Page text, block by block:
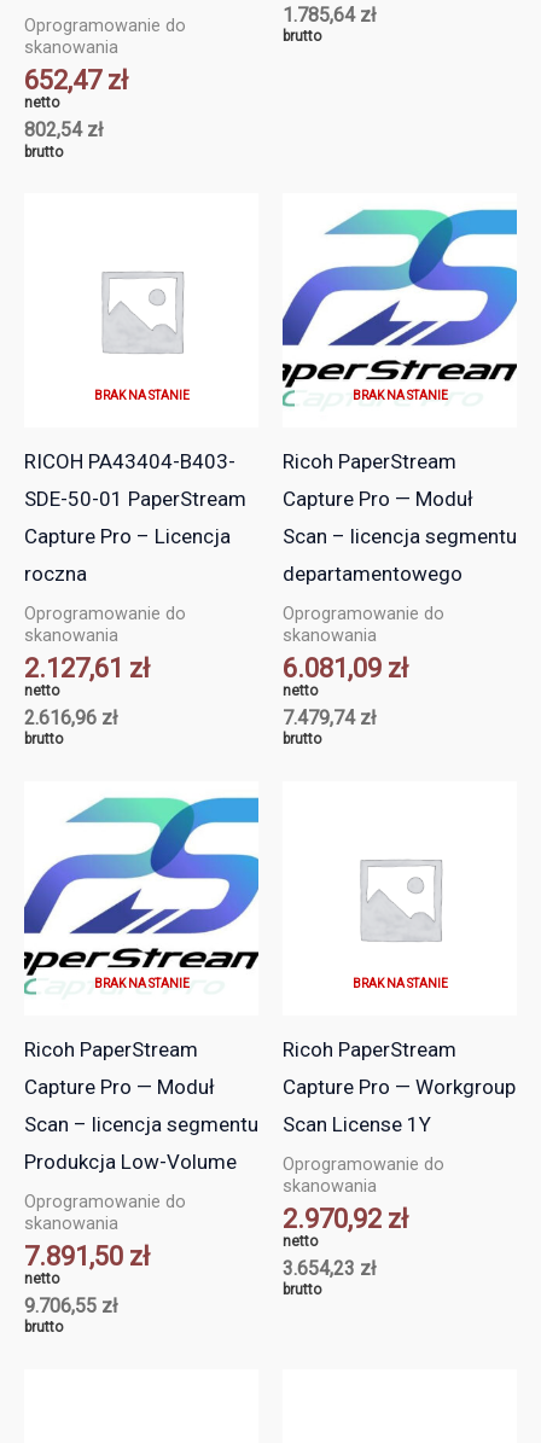
Oprogramowanie do
skanowania
652,47 zł
netto
802,54 zł
brutto
1.785,64 zł
brutto
BRAK NA STANIE
RICOH PA43404-B403-
SDE-50-01 PaperStream
Capture Pro – Licencja
roczna
Oprogramowanie do
skanowania
2.127,61 zł
netto
2.616,96 zł
brutto
BRAK NA STANIE
Ricoh PaperStream
Capture Pro — Moduł
Scan – licencja segmentu
departamentowego
Oprogramowanie do
skanowania
6.081,09 zł
netto
7.479,74 zł
brutto
BRAK NA STANIE
Ricoh PaperStream
Capture Pro — Moduł
Scan – licencja segmentu
Produkcja Low-Volume
Oprogramowanie do
skanowania
7.891,50 zł
netto
9.706,55 zł
brutto
BRAK NA STANIE
Ricoh PaperStream
Capture Pro — Workgroup
Scan License 1Y
Oprogramowanie do
skanowania
2.970,92 zł
netto
3.654,23 zł
brutto